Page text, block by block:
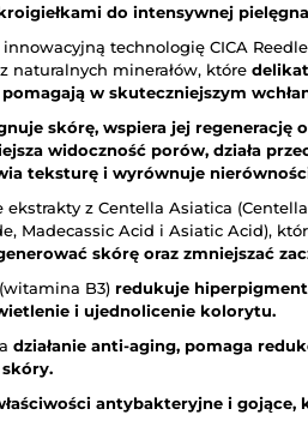
do intensywnej
technologię CICA
naturalnych minerałów, które
w skuteczniejszym
skórę, wspiera jej regenerację
widoczność porów, działa
teksturę i wyrównuje
ekstrakty z Centella Asiatica
Madecassic Acid i Asiatic Acid),
skórę oraz zmniejszać
B3) redukuje
i ujednolicenie kolorytu.
działanie anti-aging, pomaga
antybakteryjne i